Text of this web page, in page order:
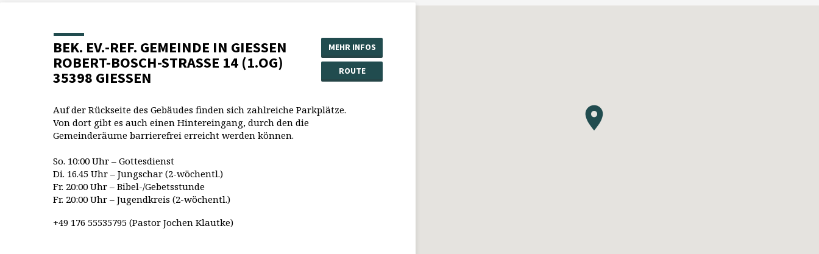
BEK. EV.-REF. GEMEINDE IN GIESSEN
ROBERT-BOSCH-STRASSE 14 (1.OG)
35398 GIESSEN
MEHR INFOS
ROUTE
Auf der Rückseite des Gebäudes finden sich zahlreiche Parkplätze.
Von dort gibt es auch einen Hintereingang, durch den die
Gemeinderäume barrierefrei erreicht werden können.
So. 10:00 Uhr – Gottesdienst
Di. 16.45 Uhr – Jungschar (2-wöchentl.)
Fr. 20:00 Uhr – Bibel-/Gebetsstunde
Fr. 20:00 Uhr – Jugendkreis (2-wöchentl.)
+49 176 55535795 (Pastor Jochen Klautke)